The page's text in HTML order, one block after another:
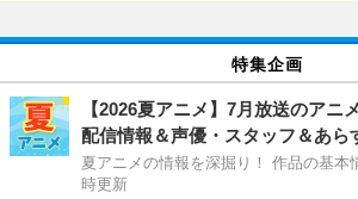
特集企画
【2026夏アニメ】7月放送のアニ
配信情報＆声優・スタッフ＆あら
夏アニメの情報を深掘り！ 作品の基本
時更新